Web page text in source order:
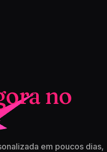
no
em poucos dias,